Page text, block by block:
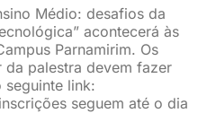
Médio: desafios da
acontecerá às
Parnamirim. Os
da palestra devem fazer
seguinte link:
seguem até o dia